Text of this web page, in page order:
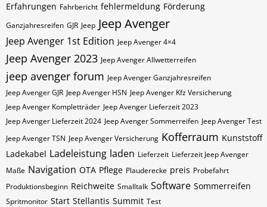
Erfahrungen Fahrbericht fehlermeldung Förderung
Ganzjahresreifen GJR Jeep Jeep Avenger
Jeep Avenger 1st Edition Jeep Avenger 4×4
Jeep Avenger 2023 Jeep Avenger Allwetterreifen
jeep avenger forum Jeep Avenger Ganzjahresreifen
Jeep Avenger GJR Jeep Avenger HSN Jeep Avenger Kfz Versicherung
Jeep Avenger Kompletträder Jeep Avenger Lieferzeit 2023
Jeep Avenger Lieferzeit 2024 Jeep Avenger Sommerreifen Jeep Avenger Test
Jeep Avenger TSN Jeep Avenger Versicherung Kofferraum Kunststoff
Ladekabel Ladeleistung laden Lieferzeit Lieferzeit Jeep Avenger
Maße Navigation OTA Pflege Plauderecke preis Probefahrt
Produktionsbeginn Reichweite Smalltalk Software Sommerreifen
Spritmonitor Start Stellantis Summit Test